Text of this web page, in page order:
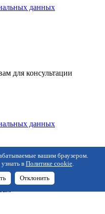
данных
для консультации
данных
его на сайте
вашим браузером.
в Политике cookie.
Отклонить